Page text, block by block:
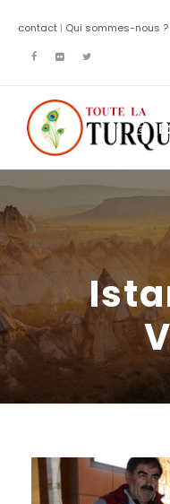
contact | Qui sommes-nous ?